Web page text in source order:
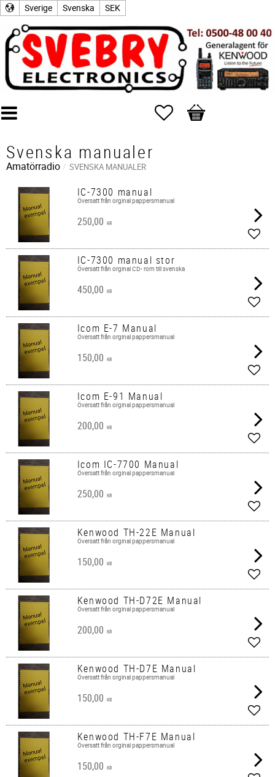
Sverige Svenska SEK
Favoriter
Kundvagn
Svenska manualer
Amatörradio SVENSKA MANUALER
IC-7300 manual
Översatt från orginal pappersmanual
250,00 KR
IC-7300 manual stor
Översatt från orginal CD- rom till svenska
450,00 KR
Icom E-7 Manual
Översatt från orginal pappersmanual​
150,00 KR
Icom E-91 Manual
Översatt från orginal pappersmanual
200,00 KR
Icom IC-7700 Manual
Översatt från orginal pappersmanual​
250,00 KR
Kenwood TH-22E Manual
Översatt från orginal pappersmanual
150,00 KR
Kenwood TH-D72E Manual
Översatt från orginal pappersmanual
200,00 KR
Kenwood TH-D7E Manual
Översatt från orginal pappersmanual
150,00 KR
Kenwood TH-F7E Manual
Översatt från orginal pappersmanual
150,00 KR